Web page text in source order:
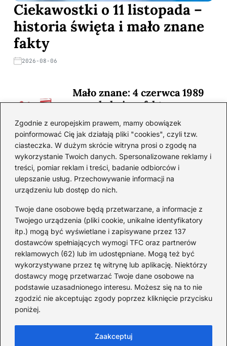
Zgodnie z europejskim prawem, mamy obowiązek
poinformować Cię jak działają pliki "cookies", czyli tzw.
ciasteczka. W dużym skrócie witryna prosi o zgodę na
wykorzystanie Twoich danych. Spersonalizowane reklamy i
treści, pomiar reklam i treści, badanie odbiorców i
ulepszanie usług. Przechowywanie informacji na
urządzeniu lub dostęp do nich.
Twoje dane osobowe będą przetwarzane, a informacje z
Twojego urządzenia (pliki cookie, unikalne identyfikatory
itp.) mogą być wyświetlane i zapisywane przez 137
dostawców spełniających wymogi TFC oraz partnerów
reklamowych (62) lub im udostępniane. Mogą też być
wykorzystywane przez tę witrynę lub aplikację. Niektórzy
dostawcy mogę przetwarzać Twoje dane osobowe na
podstawie uzasadnionego interesu. Możesz się na to nie
zgodzić nie akceptując zgody poprzez kliknięcie przycisku
poniżej.
Zaakceptuj
Ciekawostki o 11 listopada –
historia święta i mało znane
fakty
2026-08-06
Mało znane: 4 czerwca 1989
— zaskakujące fakty
2026-08-03
Ciekawostki o 1. wojnie
światowej — mało znane
fakty i historie
2026-08-02
Zaskakujące ciekawostki o
Krzysztofie Kolumbie
2026-07-20
Mało znane ciekawostki o
Wisławie Szymborskiej
2026-07-16
Zaskakujące ciekawostki o
2026-07-15